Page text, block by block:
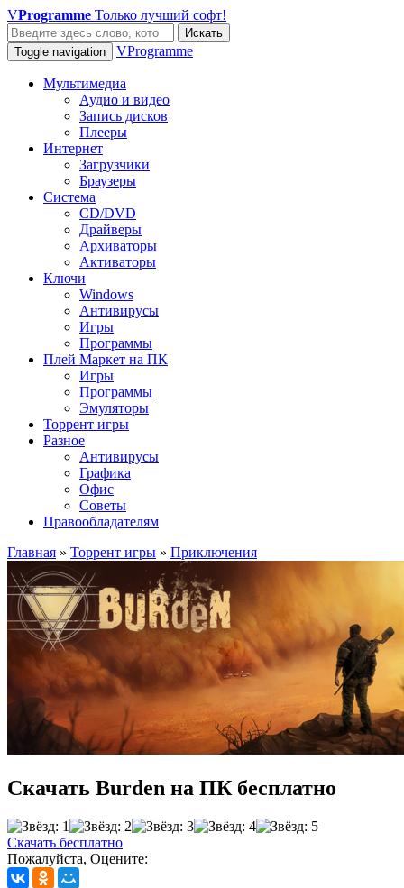
VProgramme Только лучший софт!
Искать
Toggle navigation
VProgramme
Мультимедиа
Аудио и видео
Запись дисков
Плееры
Интернет
Загрузчики
Браузеры
Система
CD/DVD
Драйверы
Архиваторы
Активаторы
Ключи
Windows
Антивирусы
Игры
Программы
Плей Маркет на ПК
Игры
Программы
Эмуляторы
Торрент игры
Разное
Антивирусы
Графика
Офис
Советы
Правообладателям
Главная » Торрент игры » Приключения
Скачать Burden на ПК бесплатно
Скачать бесплатно
Пожалуйста, Оцените: